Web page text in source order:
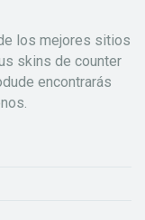
los mejores sitios
skins de counter
encontrarás